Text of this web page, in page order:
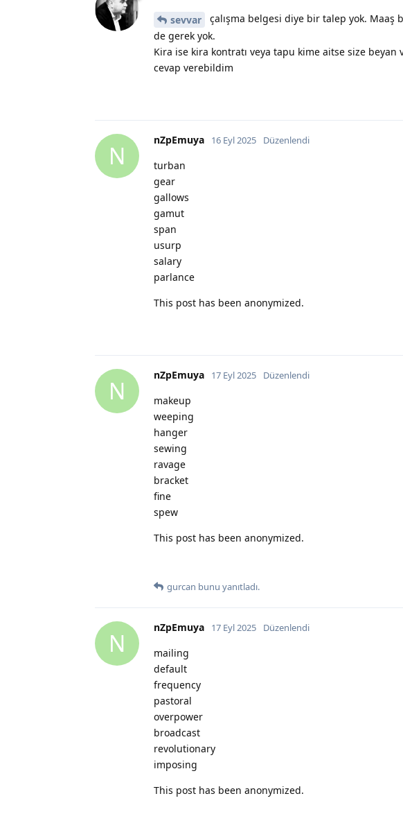
sevvar
çalışma belgesi diye bir talep yok. Maaş
de gerek yok.
Kira ise kira kontratı veya tapu kime aitse size
cevap verebildim
N
nZpEmuya 16 Eyl 2025 Düzenlendi
turban
gear
gallows
gamut
span
usurp
salary
parlance
This post has been anonymized.
N
nZpEmuya 17 Eyl 2025 Düzenlendi
makeup
weeping
hanger
sewing
ravage
bracket
fine
spew
This post has been anonymized.
gurcan bunu yanıtladı.
N
nZpEmuya 17 Eyl 2025 Düzenlendi
mailing
default
frequency
pastoral
overpower
broadcast
revolutionary
imposing
This post has been anonymized.